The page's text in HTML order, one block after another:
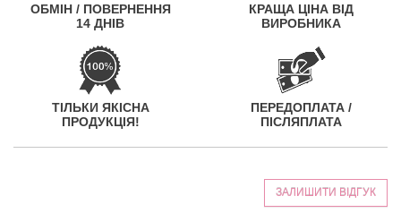
ОБМІН / ПОВЕРНЕННЯ
14 ДНІВ
КРАЩА ЦІНА ВІД
ВИРОБНИКА
ТІЛЬКИ ЯКІСНА
ПРОДУКЦІЯ!
ПЕРЕДОПЛАТА /
ПІСЛЯПЛАТА
ЗАЛИШИТИ ВІДГУК